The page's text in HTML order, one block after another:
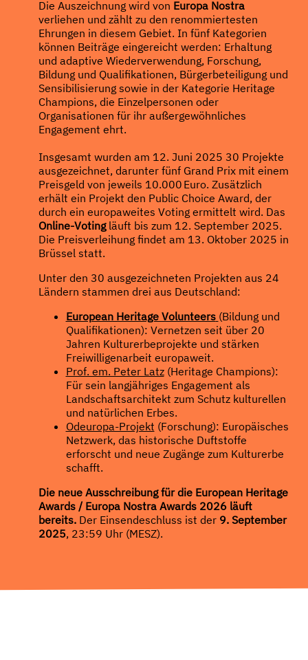
Die Auszeichnung wird von Europa Nostra
verliehen und zählt zu den renommiertesten
Ehrungen in diesem Gebiet. In fünf Kategorien
können Beiträge eingereicht werden: Erhaltung
und adaptive Wiederverwendung, Forschung,
Bildung und Qualifikationen, Bürgerbeteiligung und
Sensibilisierung sowie in der Kategorie Heritage
Champions, die Einzelpersonen oder
Organisationen für ihr außergewöhnliches
Engagement ehrt.
Insgesamt wurden am 12. Juni 2025 30 Projekte
ausgezeichnet, darunter fünf Grand Prix mit einem
Preisgeld von jeweils 10.000 Euro. Zusätzlich
erhält ein Projekt den Public Choice Award, der
durch ein europaweites Voting ermittelt wird. Das
Online-Votingläuft bis zum 12. September 2025.
Die Preisverleihung findet am 13. Oktober 2025 in
Brüssel statt.
Unter den 30 ausgezeichneten Projekten aus 24
Ländern stammen drei aus Deutschland:
European Heritage Volunteers (Bildung und
Qualifikationen): Vernetzen seit über 20
Jahren Kulturerbeprojekte und stärken
Freiwilligenarbeit europaweit.
Prof. em. Peter Latz(Heritage Champions):
Für sein langjähriges Engagement als
Landschaftsarchitekt zum Schutz kulturellen
und natürlichen Erbes.
Odeuropa-Projekt (Forschung): Europäisches
Netzwerk, das historische Duftstoffe
erforscht und neue Zugänge zum Kulturerbe
schafft.
Die neue Ausschreibung für die European Heritage
Awards / Europa Nostra Awards 2026 läuft
bereits. Der Einsendeschluss ist der 9. September
2025, 23:59 Uhr (MESZ).